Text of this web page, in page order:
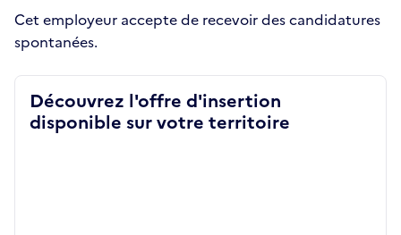
Cet employeur accepte de recevoir des candidatures
spontanées.
Découvrez l'offre d'insertion
disponible sur votre territoire